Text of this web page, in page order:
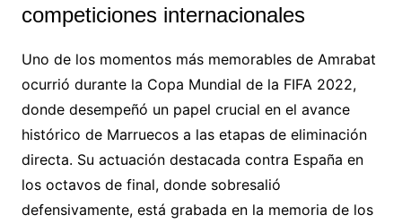
competiciones internacionales
Uno de los momentos más memorables de Amrabat
ocurrió durante la Copa Mundial de la FIFA 2022,
donde desempeñó un papel crucial en el avance
histórico de Marruecos a las etapas de eliminación
directa. Su actuación destacada contra España en
los octavos de final, donde sobresalió
defensivamente, está grabada en la memoria de los